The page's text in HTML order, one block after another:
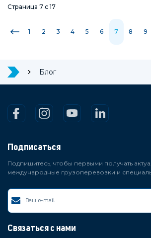
Страница 7 с 17
1 2 3 4 5 6 7 8 9
Блог
Подписаться
Подпишитесь, чтобы первыми получать
международные грузоперевозки и
Связаться с нами